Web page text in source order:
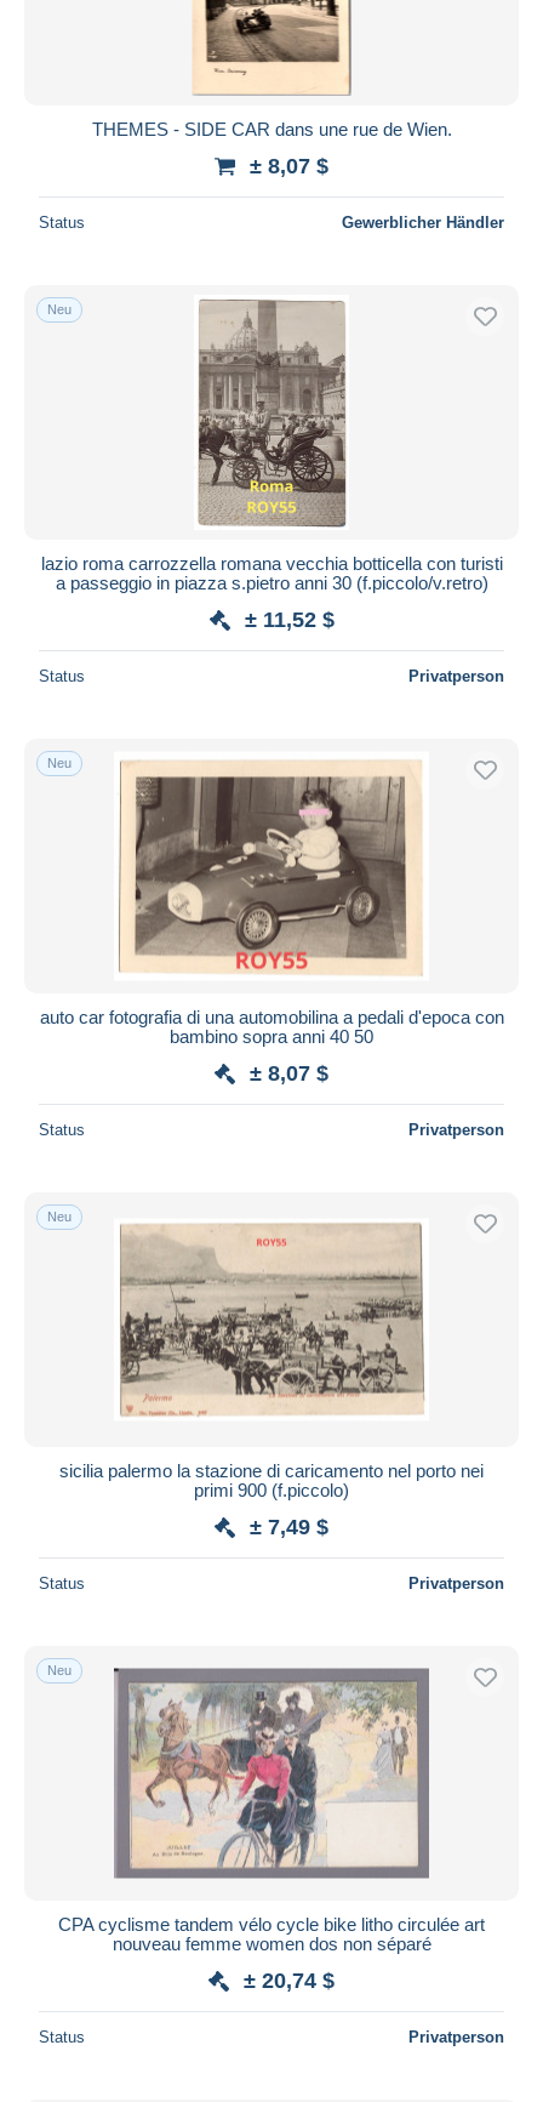
THEMES - SIDE CAR dans une rue de Wien.
± 8,07 $
Status Gewerblicher Händler
Neu
lazio roma carrozzella romana vecchia botticella con turisti
a passeggio in piazza s.pietro anni 30 (f.piccolo/v.retro)
± 11,52 $
Status Privatperson
Neu
auto car fotografia di una automobilina a pedali d'epoca con
bambino sopra anni 40 50
± 8,07 $
Status Privatperson
Neu
sicilia palermo la stazione di caricamento nel porto nei
primi 900 (f.piccolo)
± 7,49 $
Status Privatperson
Neu
CPA cyclisme tandem vélo cycle bike litho circulée art
nouveau femme women dos non séparé
± 20,74 $
Status Privatperson